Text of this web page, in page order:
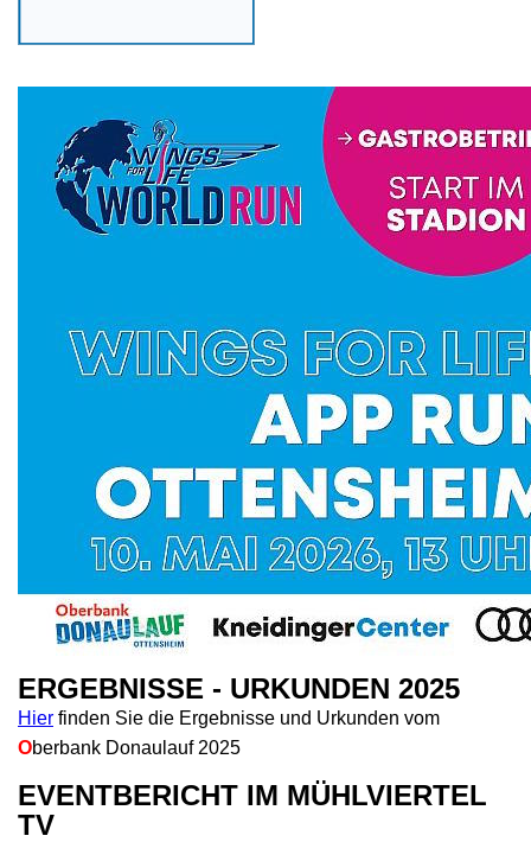
ERGEBNISSE - URKUNDEN 2025
Hier finden Sie die Ergebnisse und Urkunden vom
Oberbank Donaulauf 2025
EVENTBERICHT IM MÜHLVIERTEL
TV